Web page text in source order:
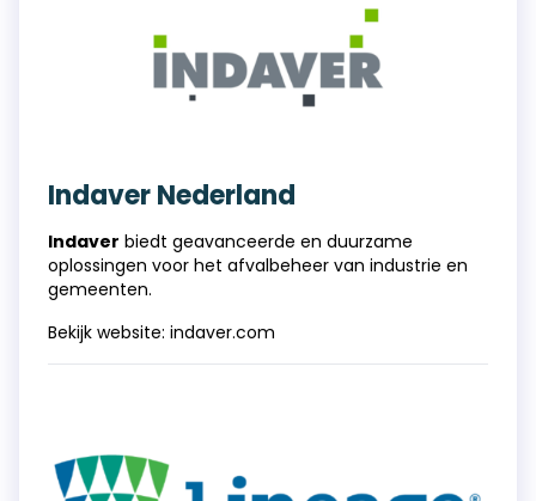
Indaver Nederland
Indaver biedt geavanceerde en duurzame
oplossingen voor het afvalbeheer van industrie en
gemeenten.
Bekijk website: indaver.com